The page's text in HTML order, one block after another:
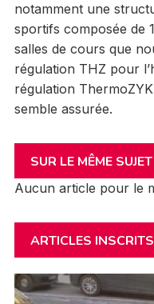
notamment une
sportifs composée de
salles de cours que
régulation THZ pour
régulation
semble assurée.
SUR LE MÊME SUJET
Aucun article pour le
ARTICLES INSCRITS